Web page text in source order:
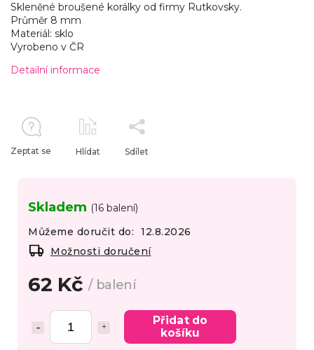
62 Kč/ balení
Přidat do
košíku
Skladem (16 balení)
Můžeme doručit do:
12.8.2026
Možnosti doručení
Skleněné broušené korálky od firmy Rutkovsky.
Průměr 8 mm
Materiál: sklo
Vyrobeno v ČR
Detailní informace
Zeptat se Hlídat Sdílet